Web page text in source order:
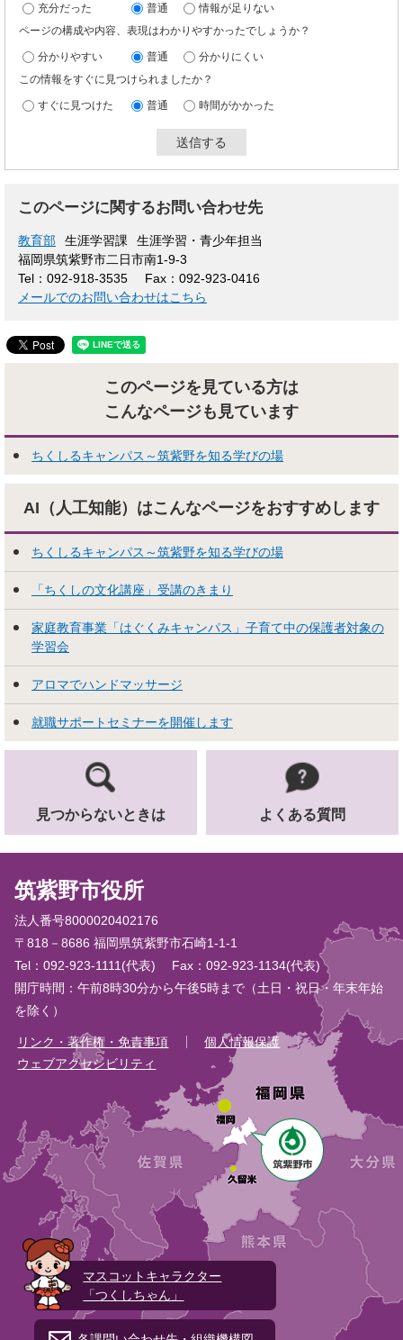
充分だった 普通
情報が足りない
ページの構成や内容、表現はわかりやすかったでしょうか？
分かりやすい 普通
分かりにくい
この情報をすぐに見つけられましたか？
すぐに見つけた 普通 時間がかかった
このページに関するお問い合わせ先
教育部 生涯学習課
生涯学習・青少年担当
福岡県筑紫野市二日市南1-9-3
Tel：092-918-3535
Fax：092-923-0416
メールでのお問い合わせはこちら
このページを見ている方は
こんなページも見ています
ちくしるキャンパス～筑紫野を知る学びの場
AI（人工知能）はこんなページをおすすめします
ちくしるキャンパス～筑紫野を知る学びの場
「ちくしの文化講座」受講のきまり
家庭教育事業「はぐくみキャンパス」子育て中の保護者対象の
学習会
アロマでハンドマッサージ
就職サポートセミナーを開催します
見つからないときは よくある質問
筑紫野市役所
法人番号8000020402176
〒818－8686 福岡県筑紫野市石崎1-1-1
Tel：092-923-1111(代表)
Fax：092-923-1134(代表)
開庁時間：午前8時30分から午後5時まで（土日・祝日・年末年始
を除く）
リンク・著作権・免責事項
個人情報保護
ウェブアクセシビリティ
マスコットキャラクター
「つくしちゃん」